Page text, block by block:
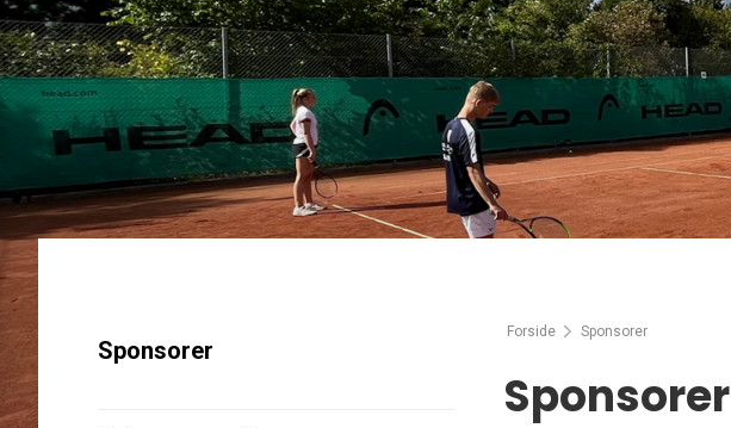
Forside Sponsorer
Sponsorer
Sponsorer